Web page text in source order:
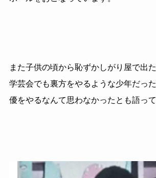
また子供の頃から恥ずかしがり屋で出
学芸会でも裏方をやるような少年だっ
優をやるなんて思わなかったとも語って